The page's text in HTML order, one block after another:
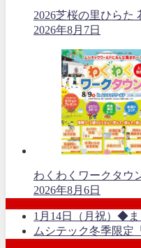
2026芝桜の里ひら
2026年8月7日
わくわくワークタウ
2026年8月6日
1月14日（月祝）◆ま
ムシテック冬季限定